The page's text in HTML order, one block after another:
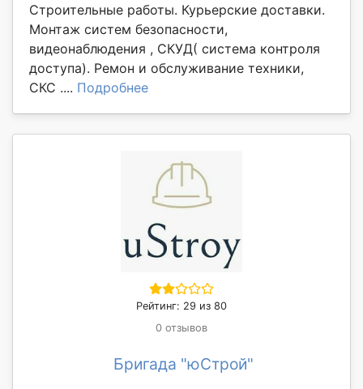
Строительные работы. Курьерские доставки.
Монтаж систем безопасности,
видеонаблюдения , СКУД( система контроля
доступа). Ремон и обслуживание техники,
СКС .... Подробнее
Рейтинг: 29 из 80
0 отзывов
Бригада "юСтрой"